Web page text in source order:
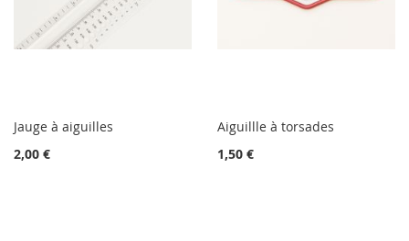
Jauge à aiguilles
2,00 €
Aiguillle à torsades
1,50 €